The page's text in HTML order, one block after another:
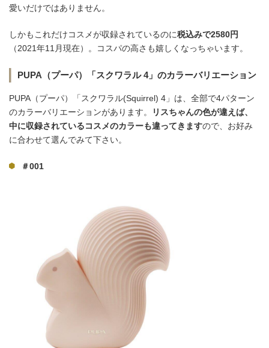
愛いだけではありません。
しかもこれだけコスメが収録されているのに税込みで2580円
（2021年11月現在）。コスパの高さも嬉しくなっちゃいます。
PUPA（プーパ）「スクワラル 4」のカラーバリエーション
PUPA（プーパ）「スクワラル(Squirrel) 4」は、全部で4パターン
のカラーバリエーションがあります。
リスちゃんの色が違えば、
中に収録されているコスメのカラーも違ってきますので、お好み
に合わせて選んでみて下さい。
＃001